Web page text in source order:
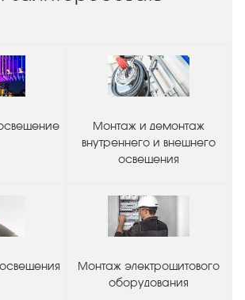
Монтаж и демонтаж
внутреннего и внешнего
освещения
Монтаж электрощитового
оборудования